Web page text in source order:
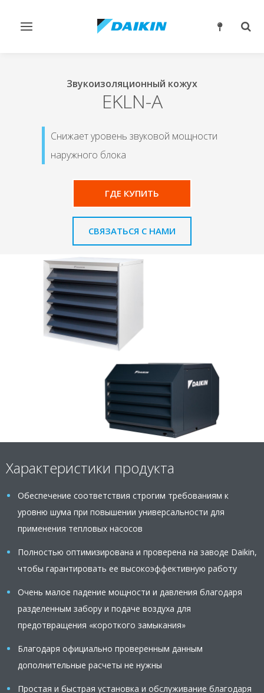
Переключить
Звукоизоляционный кожух
EKLN-A
Снижает уровень звуковой мощности
наружного блока
ГДЕ КУПИТЬ
СВЯЗАТЬСЯ С НАМИ
Характеристики продукта
Обеспечение соответствия строгим требованиям к
уровню шума при повышении универсальности для
применения тепловых насосов
Полностью оптимизирована и проверена на заводе Daikin,
чтобы гарантировать ее высокоэффективную работу
Очень малое падение мощности и давления благодаря
разделенным забору и подаче воздуха для
предотвращения «короткого замыкания»
Благодаря официально проверенным данным
дополнительные расчеты не нужны
Простая и быстрая установка и обслуживание благодаря